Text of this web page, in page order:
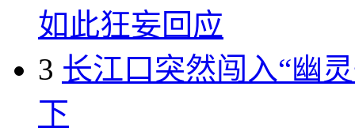
如此狂妄回应
3 长江口突然闯入“幽
下